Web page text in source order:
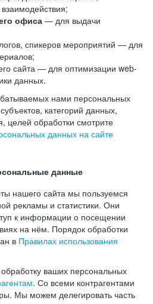
офиса — для выдачи
спикеров мероприятий — для
сайта — для оптимизации web-
данных.
нами персональных
категорий данных,
целей обработки смотрите
данных на сайте
данные
нашего сайта мы пользуемся
рекламы и статистики. Они
к информации о посещении
на нём. Порядок обработки
в Правилах использования
ваших персональных
. Со всеми контрагентами
Мы можем делегировать часть